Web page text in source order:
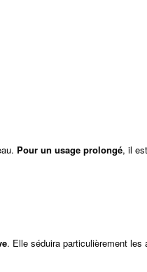
Pour un usage prolongé, il
. Elle séduira particulièrement les